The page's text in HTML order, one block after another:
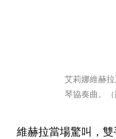
艾莉娜維赫
琴協奏曲。
維赫拉當場驚叫，